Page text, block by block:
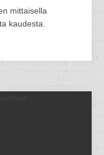
mittaisella
kaudesta.